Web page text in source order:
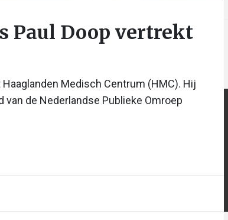
Paul Doop vertrekt
Medisch Centrum (HMC). Hij
de Nederlandse Publieke Omroep